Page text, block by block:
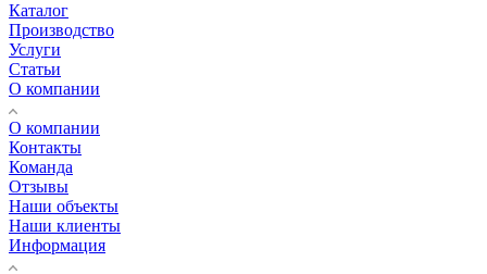
Каталог
Производство
Услуги
Статьи
О компании
О компании
Контакты
Команда
Отзывы
Наши объекты
Наши клиенты
Информация